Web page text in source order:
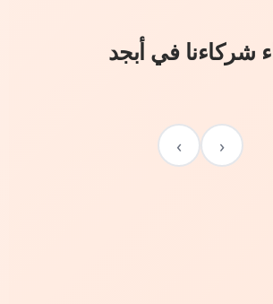
شركاءنا في أبجد
‹
›